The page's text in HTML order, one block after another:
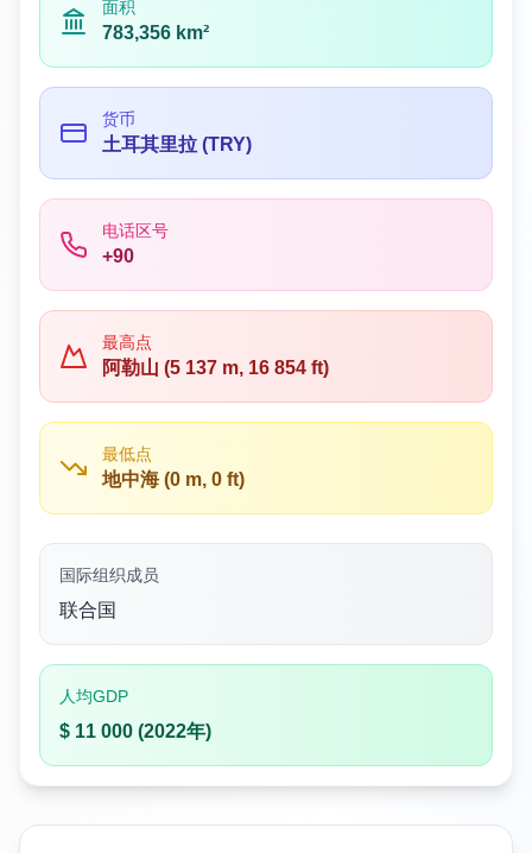
面积
783,356 km²
货币
土耳其里拉 (TRY)
电话区号
+90
最高点
阿勒山 (5 137 m, 16 854 ft)
最低点
地中海 (0 m, 0 ft)
国际组织成员
联合国
人均GDP
$ 11 000 (2022年)